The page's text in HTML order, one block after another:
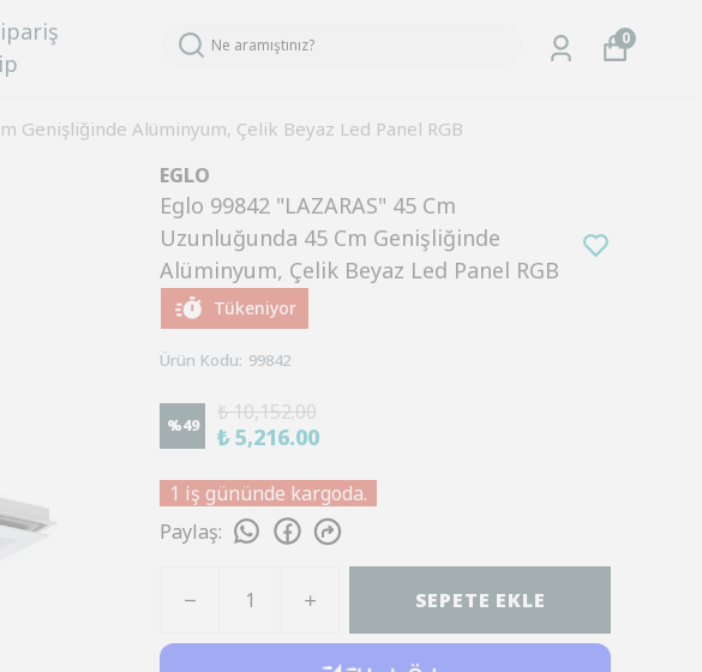
0
Genişliğinde Alüminyum, Çelik Beyaz Led Panel RGB
EGLO
Eglo 99842 "LAZARAS" 45 Cm
Uzunluğunda 45 Cm Genişliğinde
Alüminyum, Çelik Beyaz Led Panel RGB
Tükeniyor
Ürün Kodu: 99842
%49
₺ 10,152.00
₺ 5,216.00
1 iş gününde kargoda.
Paylaş:
SEPETE EKLE